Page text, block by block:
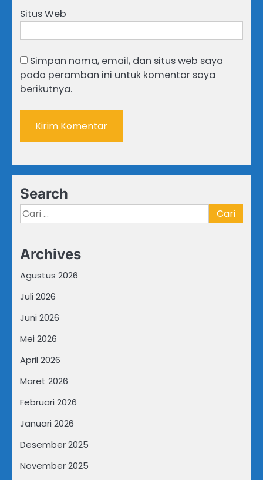
Situs Web
Simpan nama, email, dan situs web saya
pada peramban ini untuk komentar saya
berikutnya.
Search
Cari
untuk:
Archives
Agustus 2026
Juli 2026
Juni 2026
Mei 2026
April 2026
Maret 2026
Februari 2026
Januari 2026
Desember 2025
November 2025